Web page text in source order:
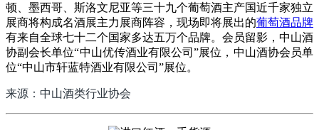
顿、墨西哥、斯洛文尼亚等三十九个葡萄酒主产国近千家独立
展商将构成名酒展主力展商阵容，现场即将展出的葡萄酒品牌
有来自全球七十二个国家多达五万个品牌。会员留影，中山酒
协副会长单位“中山优传酒业有限公司”展位，中山酒协会员单
位“中山市轩蓝特酒业有限公司”展位。
来源：中山酒类行业协会